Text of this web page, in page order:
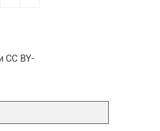
CC BY-